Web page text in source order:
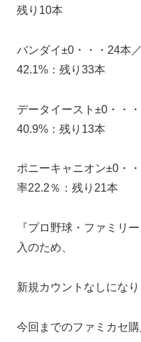
残り10本
バンダイ±0・・・24本
42.1%：残り33本
データイースト±0・・
40.9%：残り13本
ポニーキャニオン±0・
率22.2％：残り21本
『プロ野球・ファミリ
入のため、
新規カウントなしになり
今回までのファミカセ購